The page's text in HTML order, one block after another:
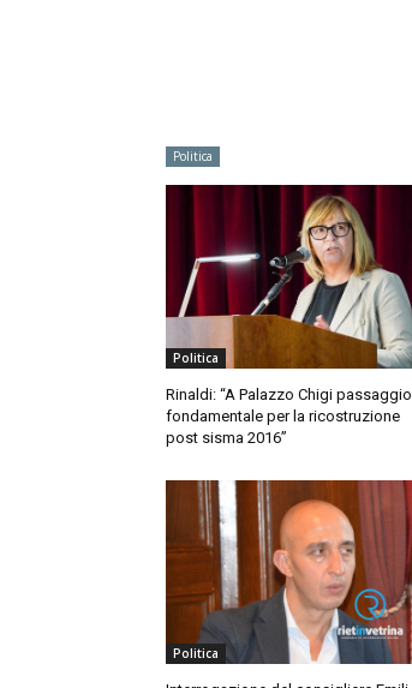
Politica
Politica
Rinaldi: “A Palazzo Chigi passaggio
fondamentale per la ricostruzione
post sisma 2016”
Politica